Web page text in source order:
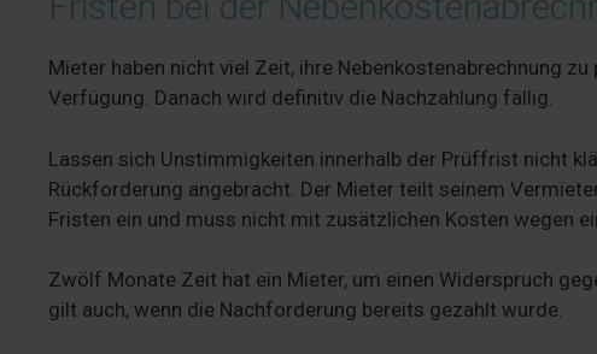
Mieter haben nicht viel Zeit, ihre Nebenkostenabrechnung zu
Verfügung. Danach wird definitiv die Nachzahlung fällig.
Lassen sich Unstimmigkeiten innerhalb der Prüffrist nicht
Rückforderung angebracht. Der Mieter teilt seinem
Fristen ein und muss nicht mit zusätzlichen Kosten wegen
Zwölf Monate Zeit hat ein Mieter, um einen Widerspruch
gilt auch, wenn die Nachforderung bereits gezahlt wurde.